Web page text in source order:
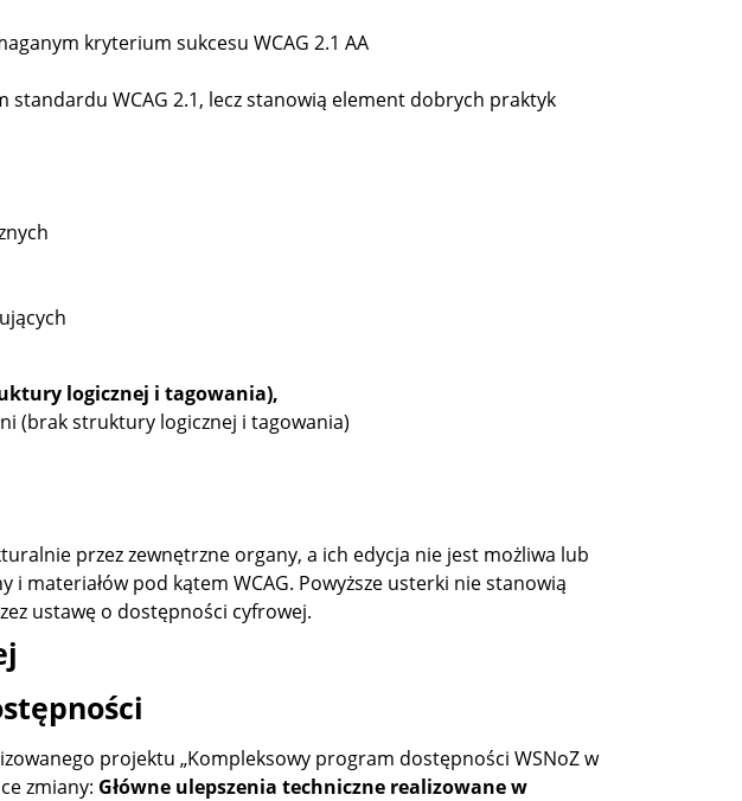
kryterium sukcesu WCAG 2.1 AA
WCAG 2.1, lecz stanowią element dobrych praktyk
logicznej i tagowania),
(brak struktury logicznej i tagowania)
przez zewnętrzne organy, a ich edycja nie jest możliwa lub
i materiałów pod kątem WCAG. Powyższe usterki nie stanowią
ustawę o dostępności cyfrowej.
projektu „Kompleksowy program dostępności WSNoZ w
zmiany: Główne ulepszenia techniczne realizowane w